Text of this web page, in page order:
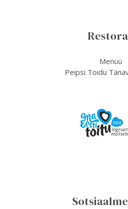
Menüü
Peipsi Toidu